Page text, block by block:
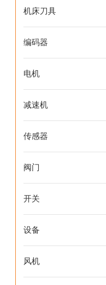
机床刀具
编码器
电机
减速机
传感器
阀门
开关
设备
风机